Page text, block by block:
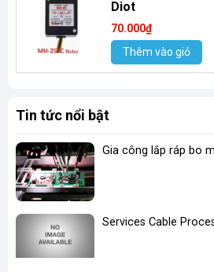
Diot
70.000₫
Thêm vào giỏ
Tin tức nổi bật
Gia công lắp ráp bo
Services Cable